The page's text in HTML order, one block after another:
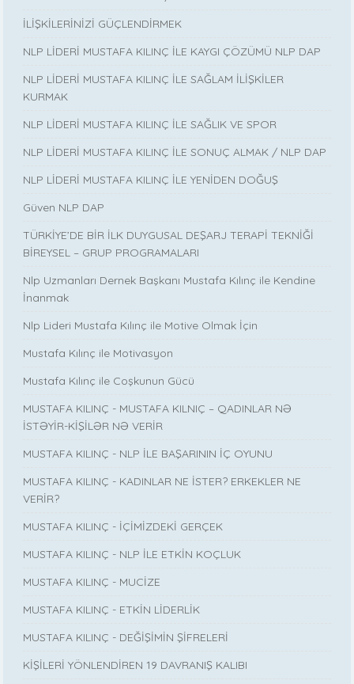
İLİŞKİLERİNİZİ GÜÇLENDİRMEK
NLP LİDERİ MUSTAFA KILINÇ İLE KAYGI ÇÖZÜMÜ NLP DAP
NLP LİDERİ MUSTAFA KILINÇ İLE SAĞLAM İLİŞKİLER
KURMAK
NLP LİDERİ MUSTAFA KILINÇ İLE SAĞLIK VE SPOR
NLP LİDERİ MUSTAFA KILINÇ İLE SONUÇ ALMAK / NLP DAP
NLP LİDERİ MUSTAFA KILINÇ İLE YENİDEN DOĞUŞ
Güven NLP DAP
TÜRKİYE’DE BİR İLK DUYGUSAL DEŞARJ TERAPİ TEKNİĞİ
BİREYSEL – GRUP PROGRAMALARI
Nlp Uzmanları Dernek Başkanı Mustafa Kılınç ile Kendine
İnanmak
Nlp Lideri Mustafa Kılınç ile Motive Olmak İçin
Mustafa Kılınç ile Motivasyon
Mustafa Kılınç ile Coşkunun Gücü
MUSTAFA KILINÇ - MUSTAFA KILNIÇ – QADINLAR NƏ
İSTƏYİR-KİŞİLƏR NƏ VERİR
MUSTAFA KILINÇ - NLP İLE BAŞARININ İÇ OYUNU
MUSTAFA KILINÇ - KADINLAR NE İSTER? ERKEKLER NE
VERİR?
MUSTAFA KILINÇ - İÇİMİZDEKİ GERÇEK
MUSTAFA KILINÇ - NLP İLE ETKİN KOÇLUK
MUSTAFA KILINÇ - MUCİZE
MUSTAFA KILINÇ - ETKİN LİDERLİK
MUSTAFA KILINÇ - DEĞİŞİMİN ŞİFRELERİ
KİŞİLERİ YÖNLENDİREN 19 DAVRANIŞ KALIBI